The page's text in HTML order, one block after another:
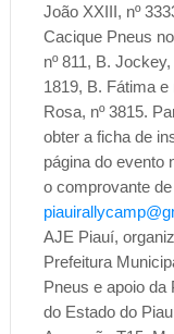
João XXIII, nº
Cacique Pneus
nº 811, B.
1819, B. Fátima
Rosa, nº 3815.
obter a ficha de
página do evento
o comprovante
AJE Piauí,
Prefeitura
Pneus e apoio da
do Estado do